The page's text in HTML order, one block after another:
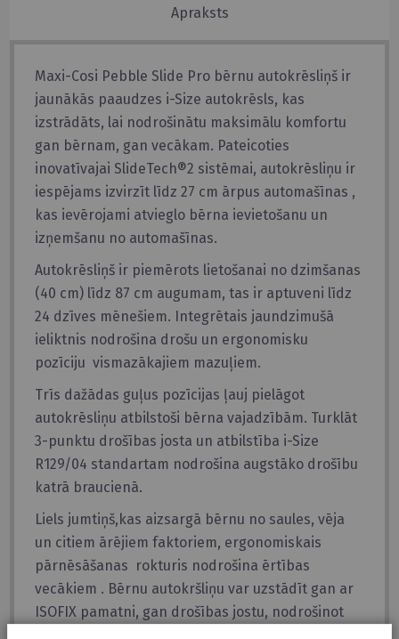
Apraksts
Maxi-Cosi Pebble Slide Pro bērnu autokrēsliņš ir
jaunākās paaudzes i-Size autokrēsls, kas
izstrādāts, lai nodrošinātu maksimālu komfortu
gan bērnam, gan vecākam. Pateicoties
inovatīvajai SlideTech®2 sistēmai, autokrēsliņu ir
iespējams izvirzīt līdz 27 cm ārpus automašīnas ,
kas ievērojami atvieglo bērna ievietošanu un
izņemšanu no automašīnas.
Autokrēsliņš ir piemērots lietošanai no dzimšanas
(40 cm) līdz 87 cm augumam, tas ir aptuveni līdz
24 dzīves mēnešiem. Integrētais jaundzimušā
ieliktnis nodrošina drošu un ergonomisku
pozīciju vismazākajiem mazuļiem.
Trīs dažādas guļus pozīcijas ļauj pielāgot
autokrēsliņu atbilstoši bērna vajadzībām. Turklāt
3-punktu drošības josta un atbilstība i-Size
R129/04 standartam nodrošina augstāko drošību
katrā braucienā.
Liels jumtiņš,kas aizsargā bērnu no saules, vēja
un citiem ārējiem faktoriem, ergonomiskais
pārnēsāšanas rokturis nodrošina ērtības
vecākiem . Bērnu autokršliņu var uzstādīt gan ar
ISOFIX pamatni, gan drošības jostu, nodrošinot